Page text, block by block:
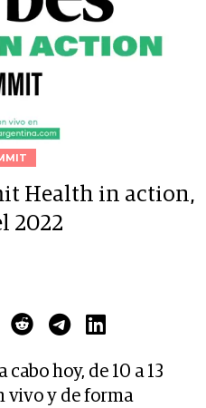
Health in action,
2022
hoy, de 10 a 13
vivo y de forma